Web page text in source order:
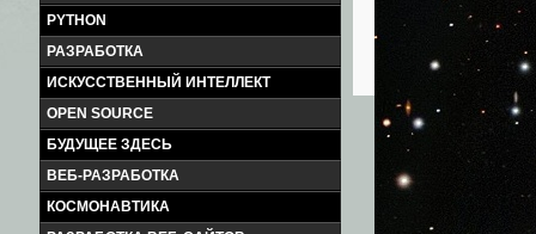
PYTHON
РАЗРАБОТКА
ИСКУССТВЕННЫЙ ИНТЕЛЛЕКТ
OPEN SOURCE
БУДУЩЕЕ ЗДЕСЬ
ВЕБ-РАЗРАБОТКА
КОСМОНАВТИКА